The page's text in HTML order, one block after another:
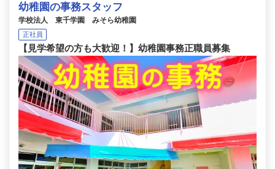
幼稚園の事務スタッフ
学校法人 東千学園 みそら幼稚園
正社員
【見学希望の方も大歓迎！】幼稚園事務正職員募集